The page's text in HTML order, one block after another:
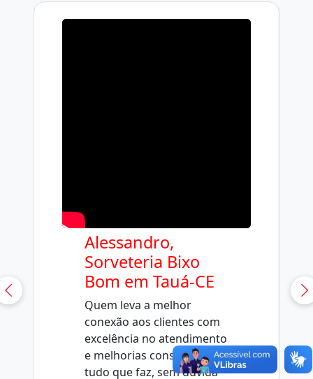
Alessandro,
Sorveteria Bixo
Bom em Tauá-CE
Quem leva a melhor
conexão aos clientes com
excelência no atendimento
e melhorias constantes em
tudo que faz, sem dúvida